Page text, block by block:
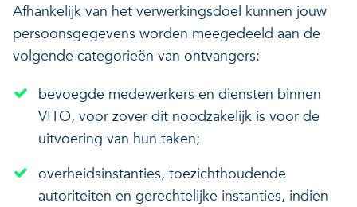
Afhankelijk van het verwerkingsdoel kunnen jouw
persoonsgegevens worden meegedeeld aan de
volgende categorieën van ontvangers:
bevoegde medewerkers en diensten binnen
VITO, voor zover dit noodzakelijk is voor de
uitvoering van hun taken;
overheidsinstanties, toezichthoudende
autoriteiten en gerechtelijke instanties, indien